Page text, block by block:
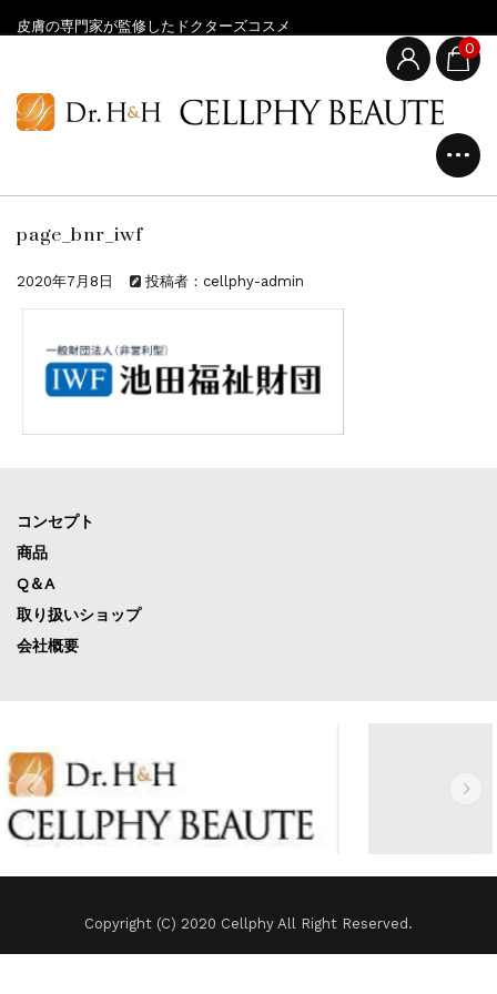
皮膚の専門家が監修したドクターズコスメ
0
page_bnr_iwf
2020年7月8日 投稿者：cellphy-admin
コンセプト
商品
Q＆A
取り扱いショップ
会社概要
Copyright (C) 2020 Cellphy All Right Reserved.